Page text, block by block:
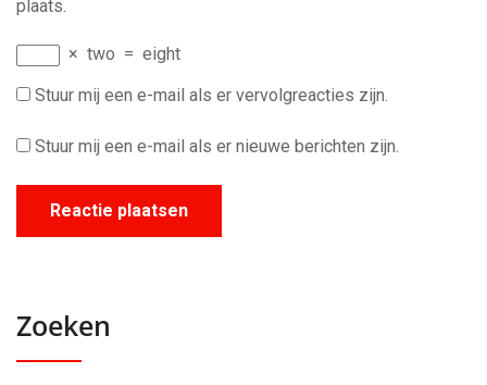
plaats.
× two = eight
Stuur mij een e-mail als er vervolgreacties zijn.
Stuur mij een e-mail als er nieuwe berichten zijn.
Zoeken